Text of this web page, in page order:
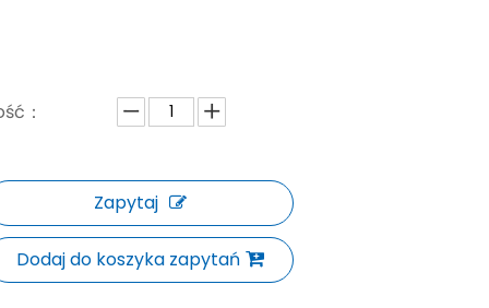
：
Zapytaj
Dodaj do koszyka zapytań